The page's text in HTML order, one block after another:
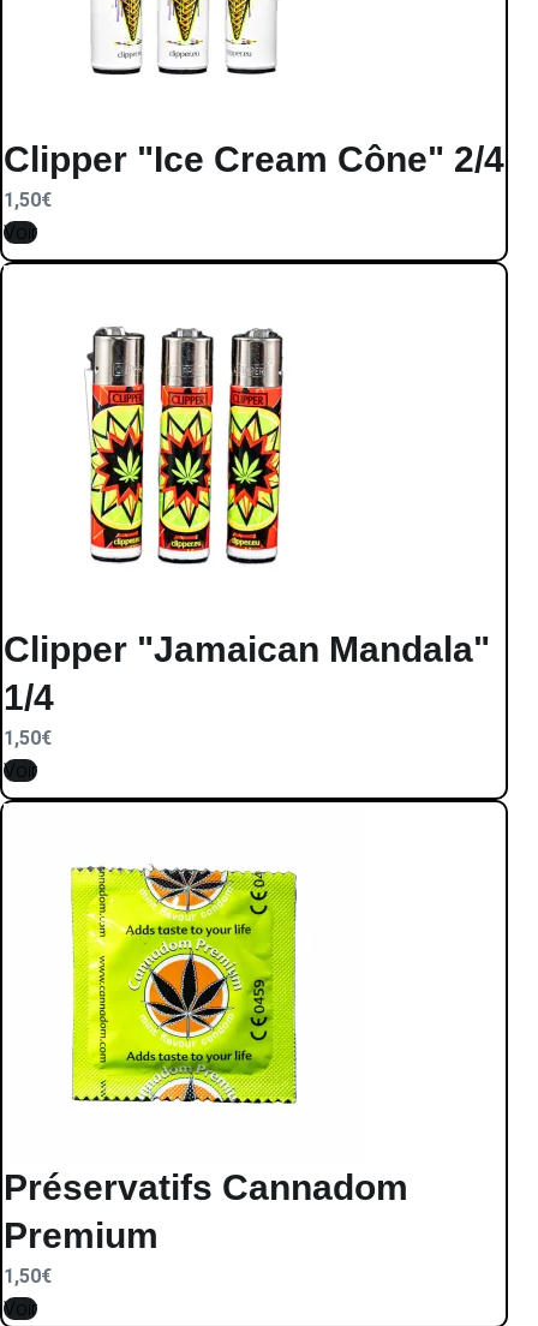
Clipper "Ice Cream Cône" 2/4
1,50€
Voir
Clipper "Jamaican Mandala"
1/4
1,50€
Voir
Préservatifs Cannadom
Premium
1,50€
Voir